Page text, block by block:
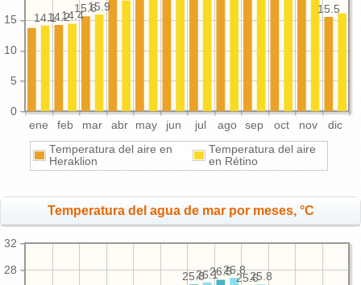
ene feb mar abr may jun jul ago sep oct nov dic
0
5
10
15
15.5
15.6
14.2
15.9
14.4
14.1
Temperatura del aire en
Heraklion
Temperatura del aire
en Rétino
Temperatura del agua de mar por meses, °C
28
32
25.6
26.5
25.8
25.8
26.8
26.1